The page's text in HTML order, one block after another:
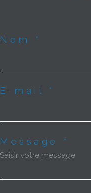
Nom *
E-mail *
Message *